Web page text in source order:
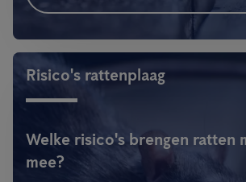
Risico's rattenplaag
Welke risico's brengen ratten
mee?